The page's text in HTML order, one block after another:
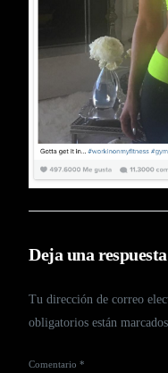
Deja una respuesta
Tu dirección de correo
obligatorios están
Comentario*